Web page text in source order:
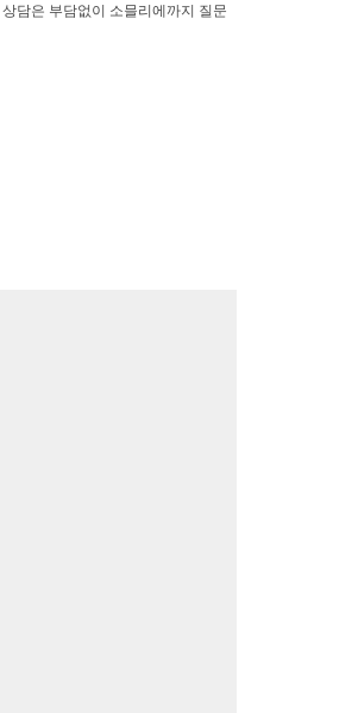
담은 부담없이 소믈리에까지 질문